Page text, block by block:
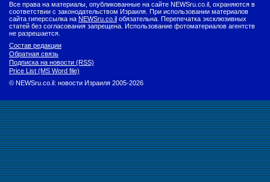
Все права на материалы, опубликованные на сайте NEWSru.co.il, охраняются в
соответствии с законодательством Израиля. При использовании материалов
сайта гиперссылка на NEWSru.co.il обязательна. Перепечатка эксклюзивных
статей без согласования запрещена. Использование фотоматериалов агентств
не разрешается.
Состав редакции
Обратная связь
Подписка на новости (RSS)
Price List (MS Word file)
© NEWSru.co.il: новости Израиля 2005-2026